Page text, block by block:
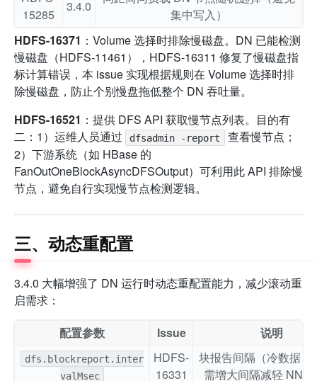
15285
3.4.0
集中写入）
HDFS-16371 ：Volume 选择时排除慢磁盘。DN 已能检测
慢磁盘（HDFS-11461），HDFS-16311 修复了慢磁盘指
标计算错误，本 issue 实现根据规则在 Volume 选择时排
除慢磁盘，防止个别慢盘拖低整个 DN 吞吐量。
HDFS-16521 ：提供 DFS API 获取慢节点列表。目的有
二：1）运维人员通过
dfsadmin -report
查看慢节点；
2）下游系统（如 HBase 的
FanOutOneBlockAsyncDFSOutput）可利用此 API 排除慢
节点，避免自行实现慢节点检测逻辑。
三、动态重配置
3.4.0 大幅增强了 DN 运行时动态重配置能力，减少滚动重
启需求：
配置参数
Issue 说明
dfs.blockreport.inter
valMsec
HDFS-
16331
块报告间隔（冷数据
需增大间隔减轻 NN